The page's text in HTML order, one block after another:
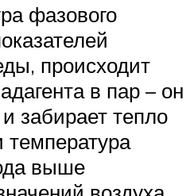
фазового
происходит
в пар – он
забирает тепло
температура
выше